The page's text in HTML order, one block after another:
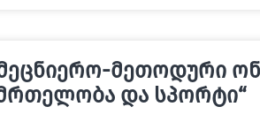
მეთოდური
და სპორტი“